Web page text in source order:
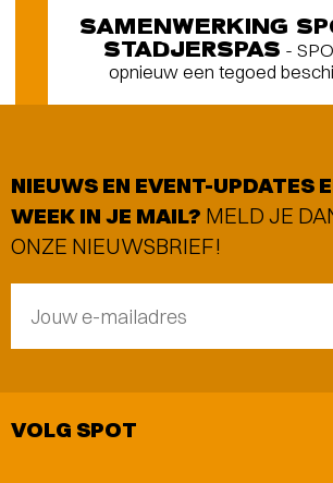
SAMENWERKING
STADJERSPAS -
opnieuw een tegoed
NIEUWS EN EVENT-UPDATES
WEEK IN JE MAIL? MELD JE
ONZE NIEUWSBRIEF!
Jouw e-mailadres
VOLG SPOT